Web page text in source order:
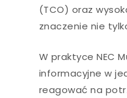
(TCO) oraz
znaczenie nie
W praktyce NEC
informacyjne w
reagować na